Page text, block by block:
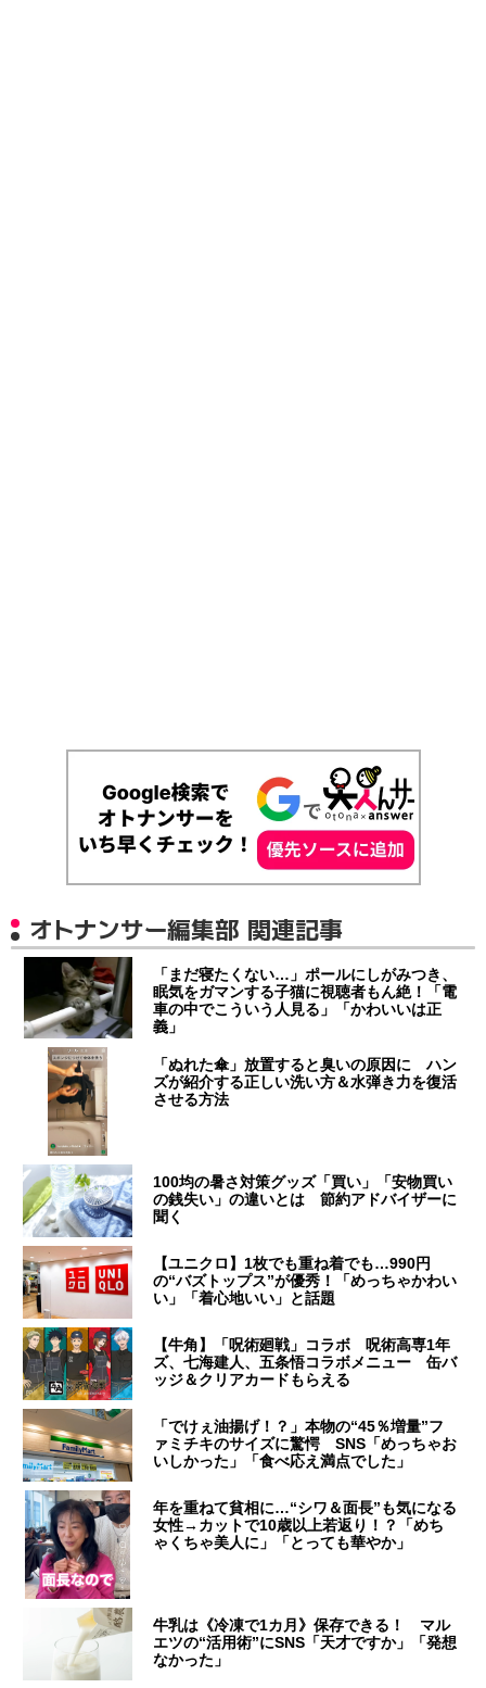
オトナンサー編集部 関連記事
「まだ寝たくない…」ポールにしがみつき、
眠気をガマンする子猫に視聴者もん絶！「電
車の中でこういう人見る」「かわいいは正
義」
「ぬれた傘」放置すると臭いの原因に ハン
ズが紹介する正しい洗い方＆水弾き力を復活
させる方法
100均の暑さ対策グッズ「買い」「安物買い
の銭失い」の違いとは 節約アドバイザーに
聞く
【ユニクロ】1枚でも重ね着でも…990円
の“バズトップス”が優秀！「めっちゃかわい
い」「着心地いい」と話題
【牛角】「呪術廻戦」コラボ 呪術高専1年
ズ、七海建人、五条悟コラボメニュー 缶バ
ッジ＆クリアカードもらえる
「でけぇ油揚げ！？」本物の“45％増量”フ
ァミチキのサイズに驚愕 SNS「めっちゃお
いしかった」「食べ応え満点でした」
年を重ねて貧相に…“シワ＆面長”も気になる
女性→カットで10歳以上若返り！？「めち
ゃくちゃ美人に」「とっても華やか」
牛乳は《冷凍で1カ月》保存できる！ マル
エツの“活用術”にSNS「天才ですか」「発想
なかった」